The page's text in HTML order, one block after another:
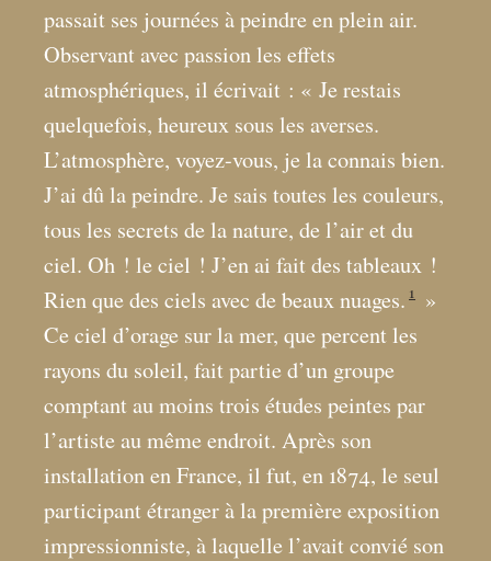
passait ses journées à peindre en plein air.
Observant avec passion les effets
atmosphériques, il écrivait : « Je restais
quelquefois, heureux sous les averses.
L’atmosphère, voyez-vous, je la connais bien.
J’ai dû la peindre. Je sais toutes les couleurs,
tous les secrets de la nature, de l’air et du
ciel. Oh ! le ciel ! J’en ai fait des tableaux !
Rien que des ciels avec de beaux nuages. 1 »
Ce ciel d’orage sur la mer, que percent les
rayons du soleil, fait partie d’un groupe
comptant au moins trois études peintes par
l’artiste au même endroit. Après son
installation en France, il fut, en 1874, le seul
participant étranger à la première exposition
impressionniste, à laquelle l’avait convié son